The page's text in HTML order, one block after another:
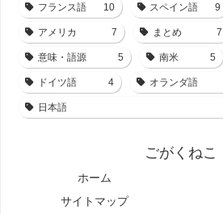
フランス語 10 スペイン語 9
アメリカ 7 まとめ 7
意味・語源 5 南米 5
ドイツ語 4 オランダ語
日本語
ごがくねこ
ホーム
サイトマップ